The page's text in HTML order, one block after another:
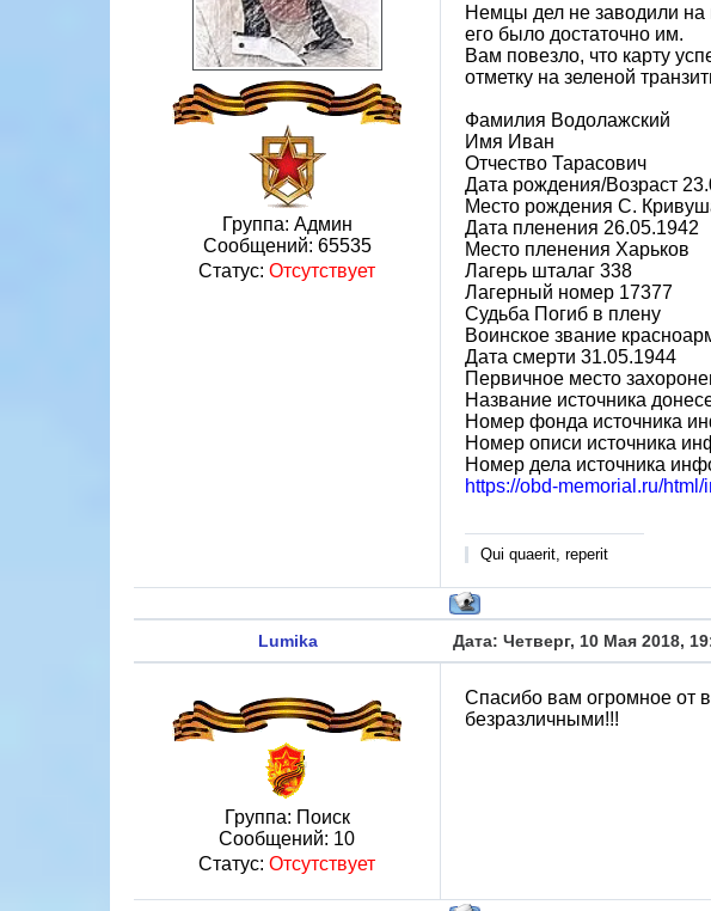
Группа: Админ
Сообщений: 65535
Статус: Отсутствует
Немцы дел не заводили на
его было достаточно им.
Вам повезло, что карту
отметку на зеленой
Фамилия Водолажский
Имя Иван
Отчество Тарасович
Дата рождения/Возраст
Место рождения С.
Дата пленения 26.05.1942
Место пленения Харьков
Лагерь шталаг 338
Лагерный номер 17377
Судьба Погиб в плену
Воинское звание
Дата смерти 31.05.1944
Первичное место
Название источника
Номер фонда источника
Номер описи источника
Номер дела источника
https://obd-memorial.ru/
Qui quaerit, reperit
Lumika Дата: Четверг, 10 Мая 2018,
Группа: Поиск
Сообщений: 10
Статус: Отсутствует
Спасибо вам огромное от
безразличными!!!